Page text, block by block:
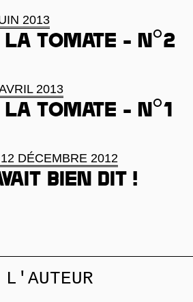
2013
la tomate - N°2
2013
la tomate - n°1
DÉCEMBRE 2012
bien dit !